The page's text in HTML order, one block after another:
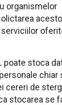
organismelor
poate stoca
chiar
cereri de
stocarea se